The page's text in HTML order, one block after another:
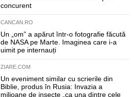
concurent
CANCAN.RO
Un „om” a apărut într-o fotografie făcută
de NASA pe Marte. Imaginea care i-a
uimit pe internauți
ZIARE.COM
Un eveniment similar cu scrierile din
Biblie, produs în Rusia: Invazia a
milioane de insecte „ca una dintre cele